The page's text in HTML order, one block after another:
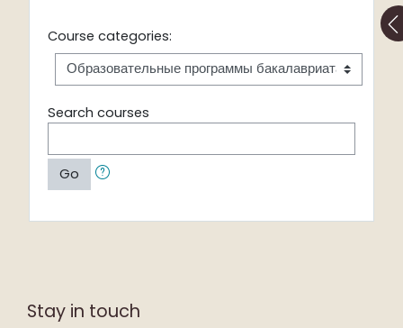
Course categories:
Search courses
Go
Stay in touch